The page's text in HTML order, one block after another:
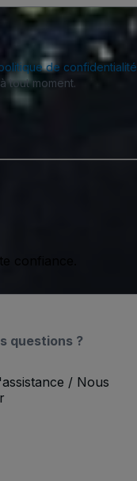
de confidentialité
tout moment.
confiance.
questions ?
/ Nous